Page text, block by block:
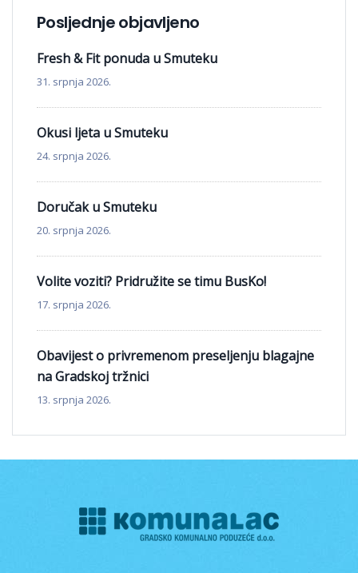
Posljednje objavljeno
Fresh & Fit ponuda u Smuteku
31. srpnja 2026.
Okusi ljeta u Smuteku
24. srpnja 2026.
Doručak u Smuteku
20. srpnja 2026.
Volite voziti? Pridružite se timu BusKo!
17. srpnja 2026.
Obavijest o privremenom preseljenju blagajne
na Gradskoj tržnici
13. srpnja 2026.